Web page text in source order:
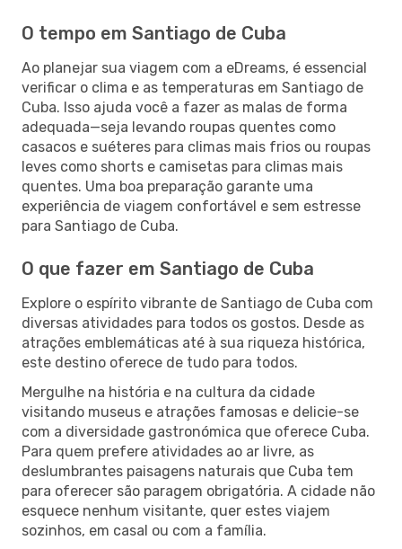
O tempo em Santiago de Cuba
Ao planejar sua viagem com a eDreams, é essencial
verificar o clima e as temperaturas em Santiago de
Cuba. Isso ajuda você a fazer as malas de forma
adequada—seja levando roupas quentes como
casacos e suéteres para climas mais frios ou roupas
leves como shorts e camisetas para climas mais
quentes. Uma boa preparação garante uma
experiência de viagem confortável e sem estresse
para Santiago de Cuba.
O que fazer em Santiago de Cuba
Explore o espírito vibrante de Santiago de Cuba com
diversas atividades para todos os gostos. Desde as
atrações emblemáticas até à sua riqueza histórica,
este destino oferece de tudo para todos.
Mergulhe na história e na cultura da cidade
visitando museus e atrações famosas e delicie-se
com a diversidade gastronómica que oferece Cuba.
Para quem prefere atividades ao ar livre, as
deslumbrantes paisagens naturais que Cuba tem
para oferecer são paragem obrigatória. A cidade não
esquece nenhum visitante, quer estes viajem
sozinhos, em casal ou com a família.